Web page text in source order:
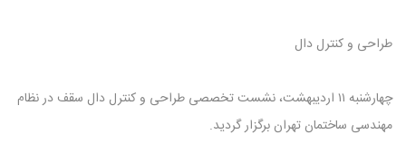
طراحی و کنترل دال
چهارشنبه ۱۱ اردیبهشت، نشست تخصصی طراحی و کنترل دال سقف در نظام
مهندسی ساختمان تهران برگزار گردید.